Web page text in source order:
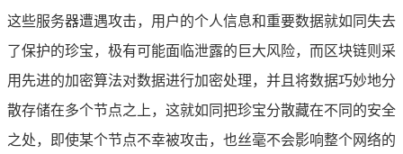
这些服务器遭遇攻击，用户的个人信息和重要数据就如同失去
了保护的珍宝，极有可能面临泄露的巨大风险，而区块链则采
用先进的加密算法对数据进行加密处理，并且将数据巧妙地分
散存储在多个节点之上，这就如同把珍宝分散藏在不同的安全
之处，即使某个节点不幸被攻击，也丝毫不会影响整个网络的